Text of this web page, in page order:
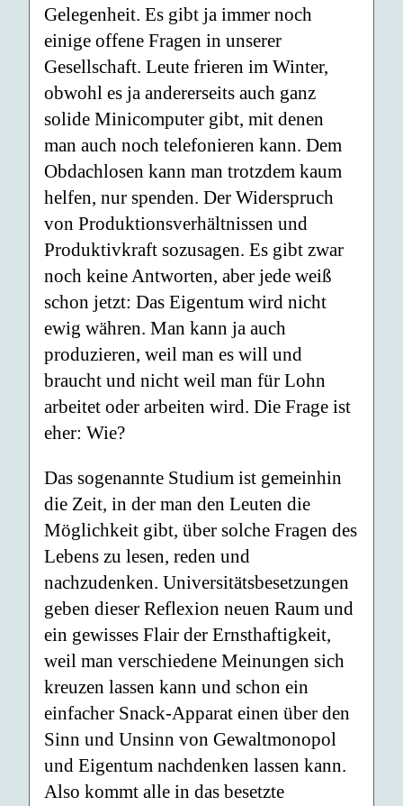
Gelegenheit. Es gibt ja immer noch
einige offene Fragen in unserer
Gesellschaft. Leute frie­ren im Winter,
obwohl es ja andererseits auch ganz
solide Minicom­puter gibt, mit denen
man auch noch telefonieren kann. Dem
Ob­dachlosen kann man trotzdem kaum
helfen, nur spenden. Der Wider­spruch
von Produktionsverhältnissen und
Produktivkraft sozusagen. Es gibt zwar
noch keine Antworten, aber jede weiß
schon jetzt: Das Eigentum wird nicht
ewig währen. Man kann ja auch
produzieren, weil man es will und
braucht und nicht weil man für Lohn
arbeitet oder arbeiten wird. Die Frage ist
eher: Wie?
Das sogenannte Studium ist gemeinhin
die Zeit, in der man den Leu­ten die
Möglichkeit gibt, über solche Fragen des
Lebens zu le­sen, re­den und
nachzudenken. Universitätsbesetzungen
geben die­ser Refle­xion neuen Raum und
ein gewisses Flair der Ernsthaftig­keit,
weil man verschiedene Meinungen sich
kreuzen lassen kann und schon ein
einfacher Snack-Apparat einen über den
Sinn und Unsinn von Gewaltmonopol
und Eigentum nachdenken lassen kann.
Also kommt alle in das besetzte